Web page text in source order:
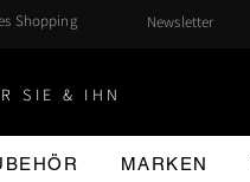
Shopping Newsletter
SIE & IHN
MARKEN